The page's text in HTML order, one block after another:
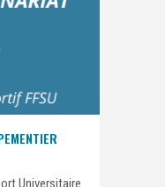
Universitaire